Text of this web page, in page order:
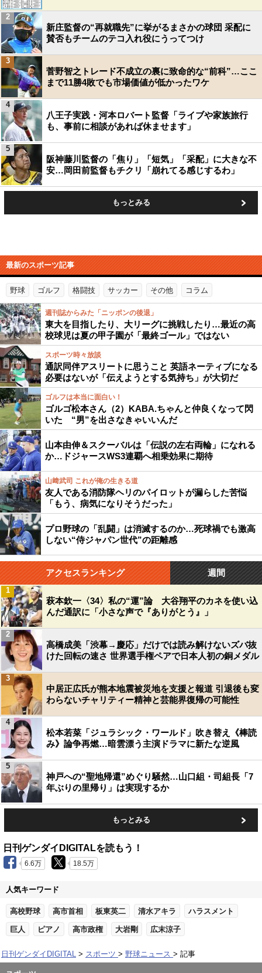
新庄監督の“再就職先”に挙がるまさかの球団 采配に
賛否もチームのテコ入れ役にうってつけ
2
菅野智之トレード不成立の裏に致命的な“前科”…ここ
まで11勝4敗でも市場価値が低かったワケ
3
八王子実践・河本ロバート監督「ライブや家族旅行
も、事前に相談があれば休ませます」
4
阪神藤川監督の「焦り」「短気」「采配」に大きな不
安…岡田前監督もチクリ「崩れてる感じするわ」
5
もっとみる
最新のスポーツ記事
野球 ゴルフ 格闘技 サッカー その他 コラム
週刊誌からみた「ニッポンの後退」
東大を目指したり、大リーグに挑戦したり…最近の高
校球児は夏の甲子園が「最終ゴール」ではない
スポーツ時々放談
通訳同伴アスリートに思うこと 英語ネーティブになる
必要はないが「伝えようとする気持ち」が大切だ
ゴルフは本当に面白い！
ゴルゴ松本さん（2）KABA.ちゃんと仲良くなって閃
いた “男”を出さなきゃいいんだ
山本由伸＆スクーバルは「伝説の左右両輪」になれる
か…ドジャースWS3連覇へ相乗効果に期待
山﨑武司 これが俺の生きる道
友人である消防隊ヘリのパイロットが漏らした苦悩
「もう、病気になりそうだった」
プロ野球の「乱闘」は消滅するのか…死球禍でも激高
しない“侍ジャパン世代”の距離感
アクセスランキング 週間
萩本欽一〈34〉私の“運”論 大谷翔平のカネを使い込
んだ通訳に「小さな声で『ありがとう』」
1
高橋成美「渋幕→慶応」だけでは読み解けないズバ抜
けた回転の速さ 世界選手権ペアで日本人初の銅メダル
2
中居正広氏が熊本地震被災地を支援と報道 引退後も変
わらないチャリティー精神と芸能界復帰の可能性
3
松本若菜「ジュラシック・ワールド」吹き替え《棒読
み》論争再燃…暗雲漂う主演ドラマに新たな逆風
4
神戸への“聖地帰還”めぐり騒然…山口組・司組長「7
年ぶりの里帰り」は実現するか
5
もっとみる
日刊ゲンダイDIGITALを読もう！
6.6万 18.5万
人気キーワード
高校野球 高市首相 板東英二 清水アキラ ハラスメント
巨人 ピアノ 高市政権 大岩剛 広末涼子
日刊ゲンダイDIGITAL スポーツ 野球ニュース 記事